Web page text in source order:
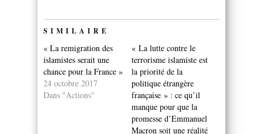
SIMILAIRE
« La remigration des
islamistes serait une
chance pour la France »
24 octobre 2017
Dans "Actions"
« La lutte contre le
terrorisme islamiste est
la priorité de la
politique étrangère
française » : ce qu’il
manque pour que la
promesse d’Emmanuel
Macron soit une réalité